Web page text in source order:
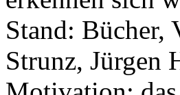
Stand: Bücher,
Strunz, Jürgen